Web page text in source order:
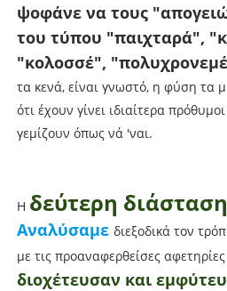
ψοφάνε να τους
του τύπου "παιχταρά",
"κολοσσέ",
τα κενά, είναι γνωστό, η φύση τα
ότι έχουν γίνει ιδιαίτερα
γεμίζουν όπως νά 'ναι.
Η δεύτερη διάσταση
Αναλύσαμε διεξοδικά τον
με τις προαναφερθείσες
διοχέτευσαν και